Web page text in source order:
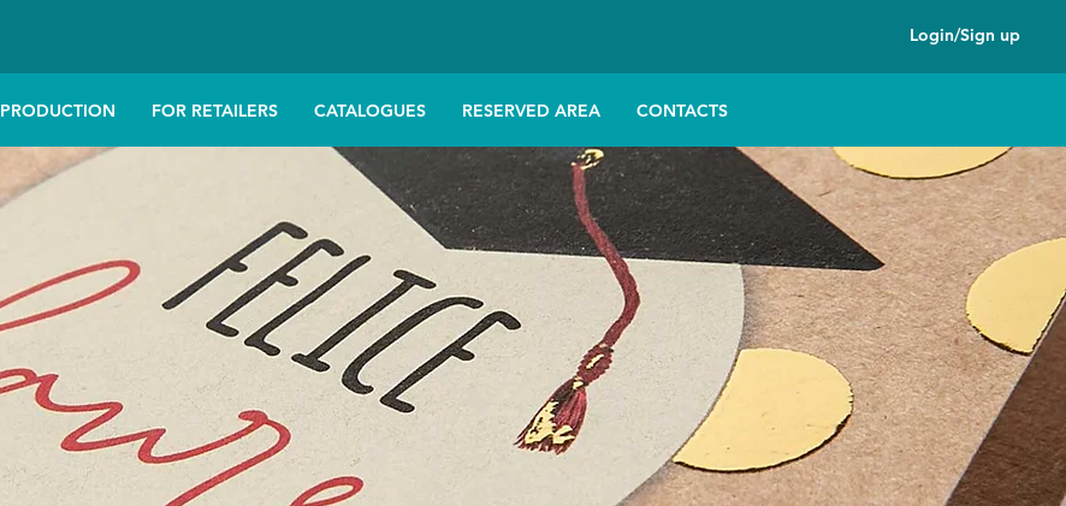
Login/Sign up
PRODUCTION FOR RETAILERS CATALOGUES RESERVED AREA CONTACTS